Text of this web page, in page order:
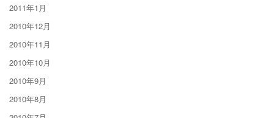
2011年1月
2010年12月
2010年11月
2010年10月
2010年9月
2010年8月